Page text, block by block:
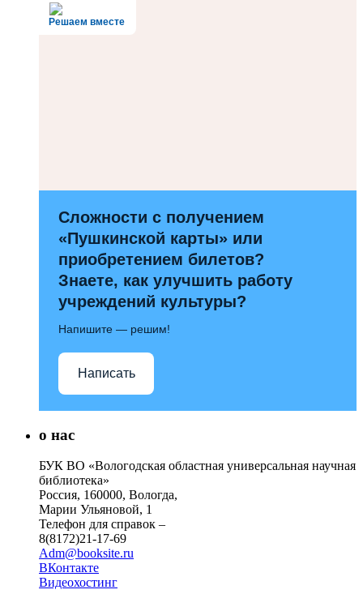
Решаем вместе
Сложности с получением
«Пушкинской карты» или
приобретением билетов?
Знаете, как улучшить работу
учреждений культуры?
Напишите — решим!
Написать
о нас
БУК ВО «Вологодская областная универсальная научная
библиотека»
Россия, 160000, Вологда,
Марии Ульяновой, 1
Телефон для справок –
8(8172)21-17-69
Adm@booksite.ru
ВКонтакте
Видеохостинг